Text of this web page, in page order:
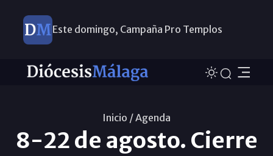
Este domingo, Campaña Pro Templos
Inicio /Agenda
8-22 de agosto. Cierre